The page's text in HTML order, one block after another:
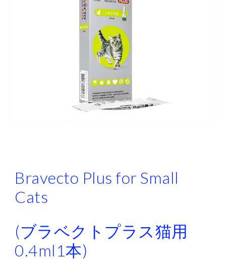
Bravecto Plus for Small
Cats
(ブラベクトプラス猫用
0.4ml1本)